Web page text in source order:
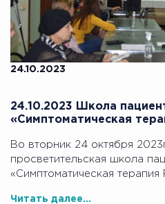
24.10.2023
24.10.2023 Школа
«Симптоматическая
Во вторник 24 октября
просветительская школа
«Симптоматическая терапия
Читать далее...